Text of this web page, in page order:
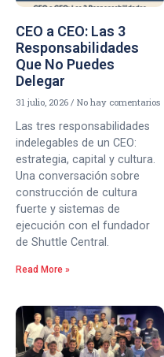
CEO a CEO: Las 3
Responsabilidades
Que No Puedes
Delegar
31 julio, 2026 No hay comentarios
Las tres responsabilidades
indelegables de un CEO:
estrategia, capital y cultura.
Una conversación sobre
construcción de cultura
fuerte y sistemas de
ejecución con el fundador
de Shuttle Central.
Read More »